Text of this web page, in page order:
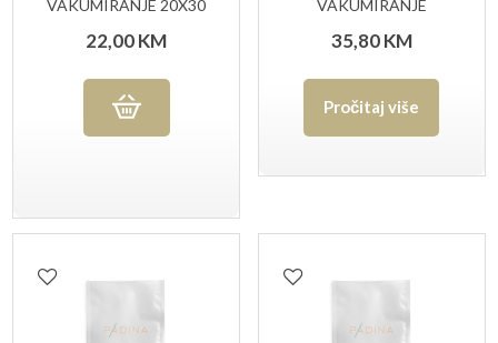
VAKUMIRANJE 20X30
22,00KM
VAKUMIRANJE
35,80KM
Pročitaj više